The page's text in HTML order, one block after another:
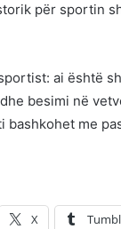
për sportin
ai është
besimi në
me
X